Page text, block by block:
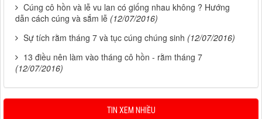
Cúng cô hồn và lễ vu lan có giống nhau không ? Hướng
dẫn cách cúng và sắm lễ (12/07/2016)
Sự tích rằm tháng 7 và tục cúng chúng sinh (12/07/2016)
13 điều nên làm vào tháng cô hồn - rằm tháng 7
(12/07/2016)
TIN XEM NHIỀU